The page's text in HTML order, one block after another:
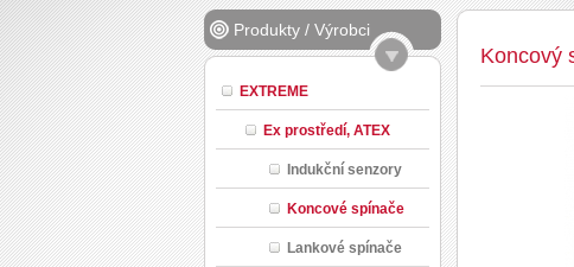
Produkty / Výrobci
EXTREME
Ex prostředí, ATEX
Indukční senzory
Koncové spínače
Lankové spínače
Koncový